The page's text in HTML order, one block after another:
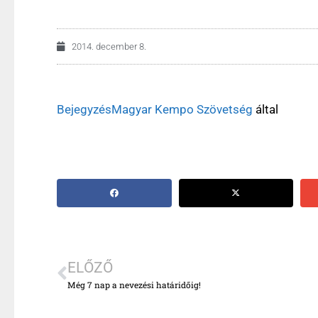
2014. december 8.
BejegyzésMagyar Kempo Szövetség által
ELŐZŐ
Még 7 nap a nevezési határidőig!